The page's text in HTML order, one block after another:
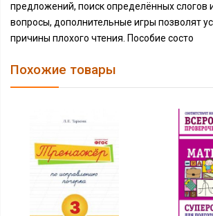
предложений, поиск определённых слогов
вопросы, дополнительные игры позволят
причины плохого чтения. Пособие состо
Похожие товары